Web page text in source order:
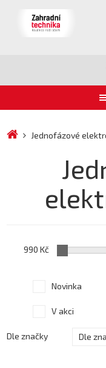
Jednofázové
990 Kč
Novinka
V akci
Dle značky Dle